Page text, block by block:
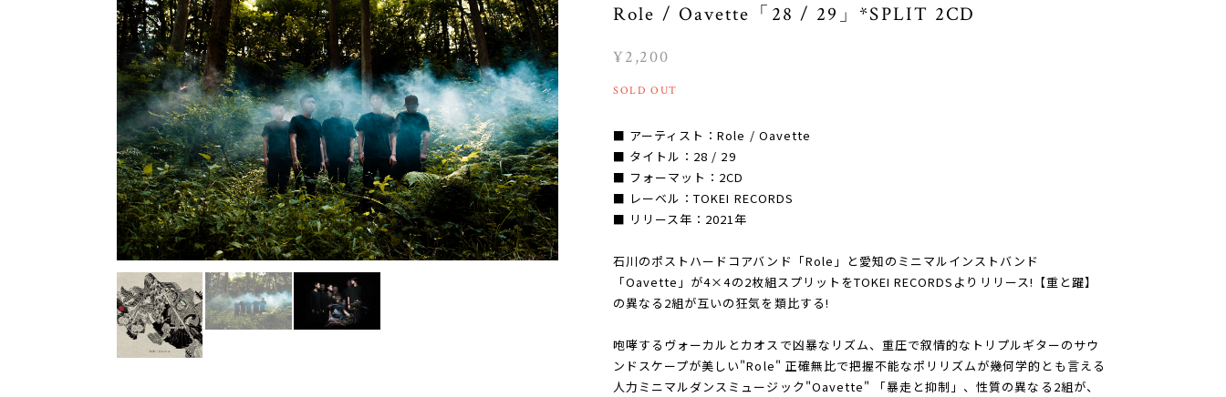
Role / Oavette「28 / 29」*SPLIT 2CD
¥2,200
SOLD OUT
■ アーティスト：Role / Oavette
■ タイトル：28 / 29
■ フォーマット：2CD
■ レーベル：TOKEI RECORDS
■ リリース年：2021年
石川のポストハードコアバンド「Role」と愛知のミニマルインストバンド
「Oavette」が4×4の2枚組スプリットをTOKEI RECORDSよりリリース!【重と躍】
の異なる2組が互いの狂気を類比する!
咆哮するヴォーカルとカオスで凶暴なリズム、重圧で叙情的なトリプルギターのサウ
ンドスケープが美しい"Role" 正確無比で把握不能なポリリズムが幾何学的とも言える
人力ミニマルダンスミュージック"Oavette" 「暴走と抑制」、性質の異なる2組が、